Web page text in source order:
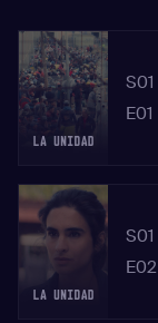
S01
E01
S01
E02